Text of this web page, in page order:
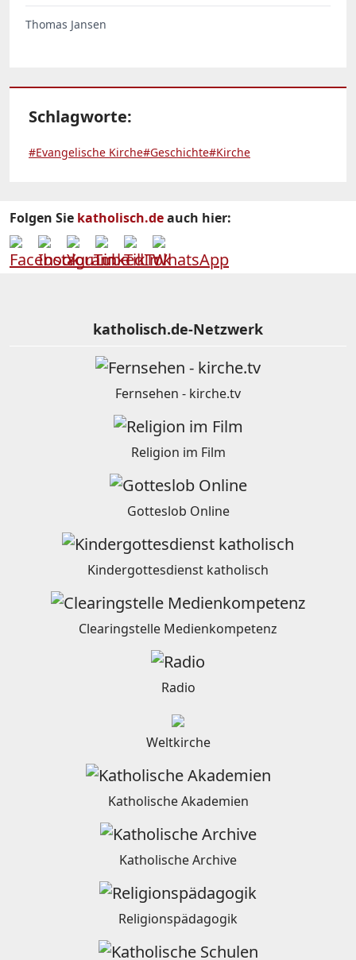
Thomas Jansen
Schlagworte:
#Evangelische Kirche#Geschichte#Kirche
Folgen Sie katholisch.deauch hier:
katholisch.de-Netzwerk
Fernsehen - kirche.tv
Religion im Film
Gotteslob Online
Kindergottesdienst katholisch
Clearingstelle Medienkompetenz
Radio
Weltkirche
Katholische Akademien
Katholische Archive
Religionspädagogik